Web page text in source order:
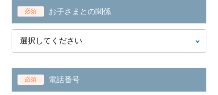
必須 お子さまとの関係
必須 電話番号